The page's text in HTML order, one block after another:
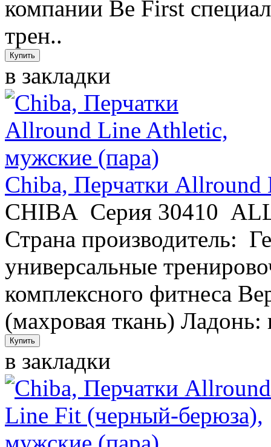
компании Be First
трен..
в закладки
Chiba, Перчатки
CHIBA Серия 30410
Страна производитель:
универсальные
комплексного фитнеса
(махровая ткань)
в закладки